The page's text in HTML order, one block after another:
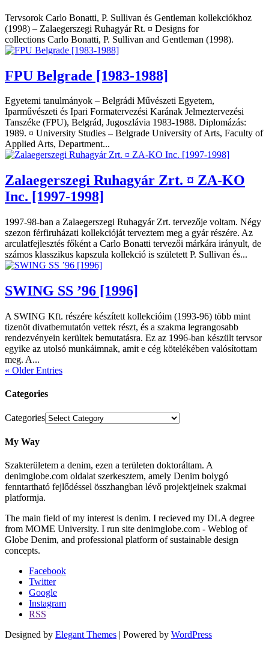
Tervsorok Carlo Bonatti, P. Sullivan és Gentleman kollekciókhoz
(1998) – Zalaegerszegi Ruhagyár Rt. ¤ Designs for
collections Carlo Bonatti, P. Sullivan and Gentleman (1998).
FPU Belgrade [1983-1988]
Egyetemi tanulmányok – Belgrádi Művészeti Egyetem,
Iparművészeti és Ipari Formatervezési Karának Jelmeztervezési
Tanszéke (FPU), Belgrád, Jugoszlávia 1983-1988. Diplomázás:
1989. ¤ University Studies – Belgrade University of Arts, Faculty of
Applied Arts, Department...
Zalaegerszegi Ruhagyár Zrt. ¤ ZA-KO
Inc. [1997-1998]
1997-98-ban a Zalaegerszegi Ruhagyár Zrt. tervezője voltam. Négy
szezon férfiruházati kollekcióját terveztem meg a gyár részére. Az
arculatfejlesztés főként a Carlo Bonatti tervezői márkára irányult, de
számos klasszikus kapszula kollekció is született P. Sullivan és...
SWING SS ’96 [1996]
A SWING Kft. részére készített kollekcióim (1993-96) több mint
tizenöt divatbemutatón vettek részt, és a szakma legrangosabb
rendezvényein kerültek bemutatásra. Ez az 1996-ban készült tervsor
egyike az utolsó munkáimnak, amit e cég kötelékében valósítottam
meg. A...
« Older Entries
Categories
Categories
My Way
Szakterületem a denim, ezen a területen doktoráltam. A
denimglobe.com oldalat szerkesztem, amely Denim bolygó
fenntartható fejlődéssel összhangban lévő projektjeinek szakmai
platformja.
The main field of my interest is denim. I recieved my DLA degree
from MOME University. I run site denimglobe.com - Weblog of
Globe Denim, and professional platform of sustainable design
concepts.
Facebook
Twitter
Google
Instagram
RSS
Designed by Elegant Themes | Powered by WordPress